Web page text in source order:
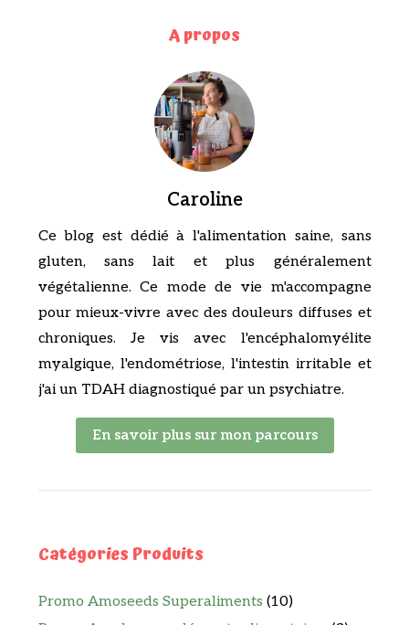
A propos
Caroline
Ce blog est dédié à l'alimentation saine, sans
gluten, sans lait et plus généralement
végétalienne. Ce mode de vie m'accompagne
pour mieux-vivre avec des douleurs diffuses et
chroniques. Je vis avec l'encéphalomyélite
myalgique, l'endométriose, l'intestin irritable et
j'ai un TDAH diagnostiqué par un psychiatre.
En savoir plus sur mon parcours
Catégories Produits
Promo Amoseeds Superaliments (10)